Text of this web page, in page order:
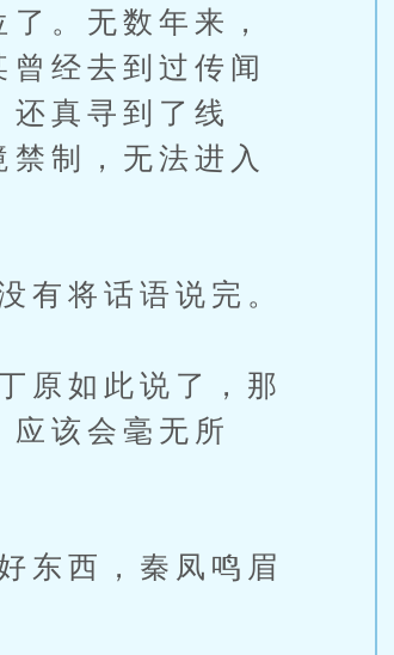
。无数年来，
经去到过传闻
真寻到了线
制，无法进入
将话语说完。
原如此说了，那
该会毫无所
东西，秦凤鸣眉